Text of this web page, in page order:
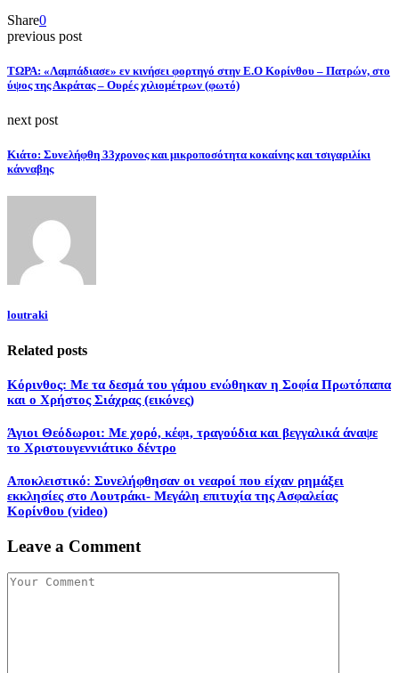
Share0
previous post
ΤΩΡΑ: «Λαμπάδιασε» εν κινήσει φορτηγό στην Ε.Ο Κορίνθου – Πατρών, στο
ύψος της Ακράτας – Ουρές χιλιομέτρων (φωτό)
next post
Κιάτο: Συνελήφθη 33χρονος και μικροποσότητα κοκαίνης και τσιγαριλίκι
κάνναβης
loutraki
Related posts
Κόρινθος: Με τα δεσμά του γάμου ενώθηκαν η Σοφία Πρωτόπαπα
και ο Χρήστος Σιάχρας (εικόνες)
Άγιοι Θεόδωροι: Με χορό, κέφι, τραγούδια και βεγγαλικά άναψε
το Χριστουγεννιάτικο δέντρο
Αποκλειστικό: Συνελήφθησαν οι νεαροί που είχαν ρημάξει
εκκλησίες στο Λουτράκι- Mεγάλη επιτυχία της Ασφαλείας
Κορίνθου (video)
Leave a Comment